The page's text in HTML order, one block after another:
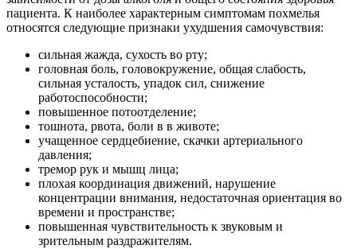
пациента. К наиболее характерным симптомам похмелья
относятся следующие признаки ухудшения самочувствия:
сильная жажда, сухость во рту;
головная боль, головокружение, общая слабость,
сильная усталость, упадок сил, снижение
работоспособности;
повышенное потоотделение;
тошнота, рвота, боли в в животе;
учащенное сердцебиение, скачки артериального
давления;
тремор рук и мышц лица;
плохая координация движений, нарушение
концентрации внимания, недостаточная ориентация во
времени и пространстве;
повышенная чувствительность к звуковым и
зрительным раздражителям.